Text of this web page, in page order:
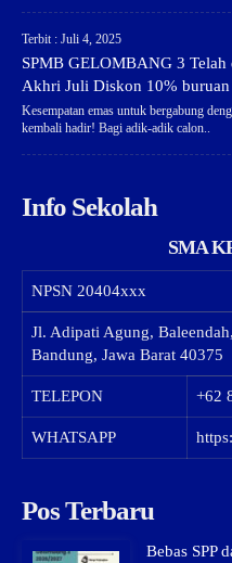
Terbit : Juli 4, 2025
SPMB GELOMBANG 3
Akhri Juli Diskon 10% buruan
Kesempatan emas untuk bergabung
kembali hadir! Bagi adik-adik calon..
Info Sekolah
SMA
NPSN 20404xxx
Jl. Adipati Agung,
Bandung, Jawa Barat 40375
TELEPON +62
WHATSAPP
Pos Terbaru
Bebas SPP